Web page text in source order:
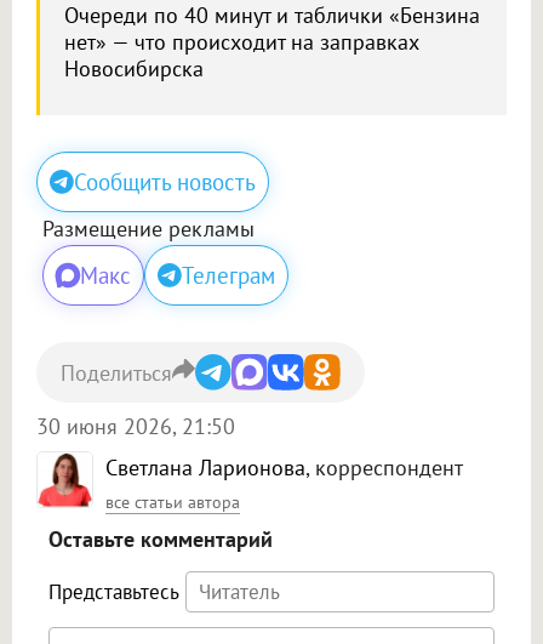
Очереди по 40 минут и таблички «Бензина
нет» — что происходит на заправках
Новосибирска
Сообщить новость
Размещение рекламы
Макс Телеграм
Светлана Ларионова, корреспондент
все статьи автора
30 июня 2026, 21:50
Поделиться
Оставьте комментарий
Представьтесь